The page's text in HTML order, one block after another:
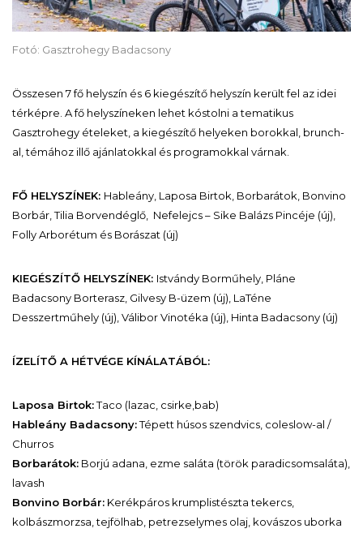
Fotó: Gasztrohegy Badacsony
Összesen 7 fő helyszín és 6 kiegészítő helyszín került fel az idei
térképre. A fő helyszíneken lehet kóstolni a tematikus
Gasztrohegy ételeket, a kiegészítő helyeken borokkal, brunch-
al, témához illő ajánlatokkal és programokkal várnak.
FŐ HELYSZÍNEK: Hableány, Laposa Birtok, Borbarátok, Bonvino
Borbár, Tilia Borvendéglő, Nefelejcs – Sike Balázs Pincéje (új),
Folly Arborétum és Borászat (új)
KIEGÉSZÍTŐ HELYSZÍNEK: Istvándy Borműhely, Pláne
Badacsony Borterasz, Gilvesy B-üzem (új), LaTéne
Desszertműhely (új), Válibor Vinotéka (új), Hinta Badacsony (új)
ÍZELÍTŐ A HÉTVÉGE KÍNÁLATÁBÓL:
Laposa Birtok:Taco (lazac, csirke,bab)
Hableány Badacsony:Tépett húsos szendvics, coleslow-al /
Churros
Borbarátok: Borjú adana, ezme saláta (török paradicsomsaláta),
lavash
Bonvino Borbár: Kerékpáros krumplistészta tekercs,
kolbászmorzsa, tejfölhab, petrezselymes olaj, kovászos uborka